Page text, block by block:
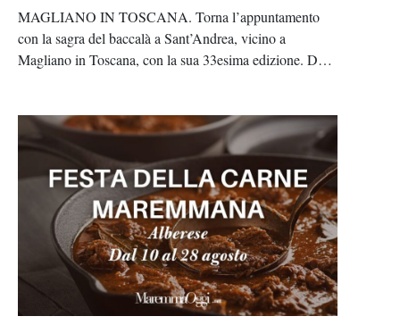
MAGLIANO IN TOSCANA. Torna l’appuntamento
con la sagra del baccalà a Sant’Andrea, vicino a
Magliano in Toscana, con la sua 33esima edizione. Dal